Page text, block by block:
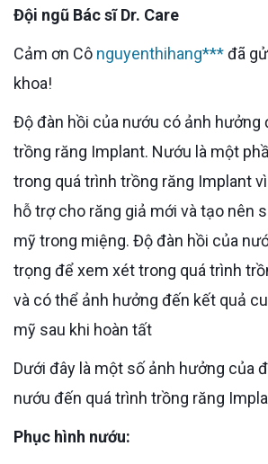
Đội ngũ Bác sĩ Dr. Care
Cảm ơn Cô nguyenthihang***đã
khoa!
Độ đàn hồi của nướu có ảnh hưởng đến khả năng
trồng răng Implant. Nướu là một
trong quá trình trồng răng Implant
hỗ trợ cho răng giả mới và tạo nên
mỹ trong miệng. Độ đàn hồi của
trọng để xem xét trong quá trình
và có thể ảnh hưởng đến kết quả
mỹ sau khi hoàn tất
Dưới đây là một số ảnh hưởng của độ đàn hồi của
nướu đến quá trình trồng răng
Phục hình nướu: